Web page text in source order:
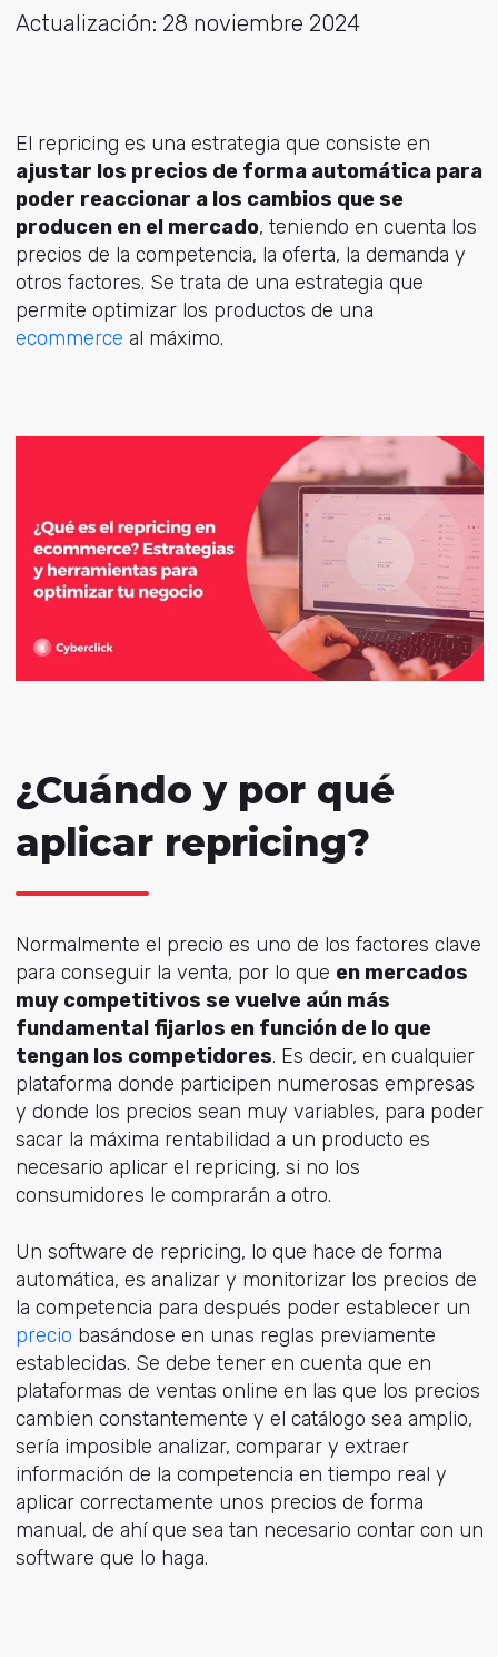
Actualización: 28 noviembre 2024
El repricing es una estrategia que consiste en
ajustar los precios de forma automática para
poder reaccionar a los cambios que se
producen en el mercado, teniendo en cuenta los
precios de la competencia, la oferta, la demanda y
otros factores. Se trata de una estrategia que
permite optimizar los productos de una
ecommerce al máximo.
¿Cuándo y por qué
aplicar repricing?
Normalmente el precio es uno de los factores clave
para conseguir la venta, por lo que en mercados
muy competitivos se vuelve aún más
fundamental fijarlos en función de lo que
tengan los competidores. Es decir, en cualquier
plataforma donde participen numerosas empresas
y donde los precios sean muy variables, para poder
sacar la máxima rentabilidad a un producto es
necesario aplicar el repricing, si no los
consumidores le comprarán a otro.
Un software de repricing, lo que hace de forma
automática, es analizar y monitorizar los precios de
la competencia para después poder establecer un
precio basándose en unas reglas previamente
establecidas. Se debe tener en cuenta que en
plataformas de ventas online en las que los precios
cambien constantemente y el catálogo sea amplio,
sería imposible analizar, comparar y extraer
información de la competencia en tiempo real y
aplicar correctamente unos precios de forma
manual, de ahí que sea tan necesario contar con un
software que lo haga.